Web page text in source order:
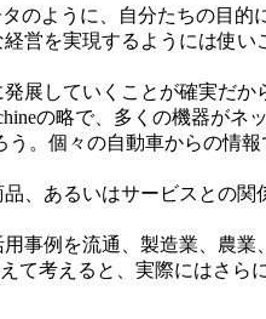
のように、自分たちの目的
営を実現するようには使い
展していくことが確実だか
の略で、多くの機器が
。個々の自動車からの情
、あるいはサービスとの関
事例を流通、製造業、農業
て考えると、実際にはさら